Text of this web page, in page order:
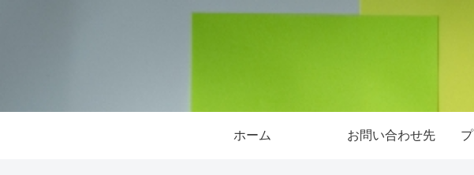
ホーム お問い合わせ先